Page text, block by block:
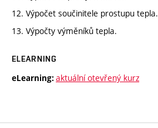
12. Výpočet součinitele prostupu tepla.
13. Výpočty výměníků tepla.
ELEARNING
eLearning: aktuální otevřený kurz